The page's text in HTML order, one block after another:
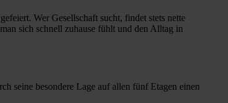
Wer Gesellschaft sucht, findet stets nette
sich schnell zuhause fühlt und den Alltag in
seine besondere Lage auf allen fünf Etagen einen